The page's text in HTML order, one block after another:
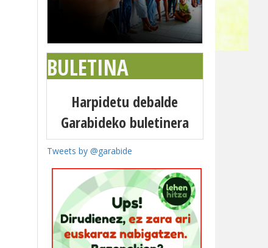
BULETINA
Harpidetu debalde
Garabideko buletinera
Tweets by @garabide